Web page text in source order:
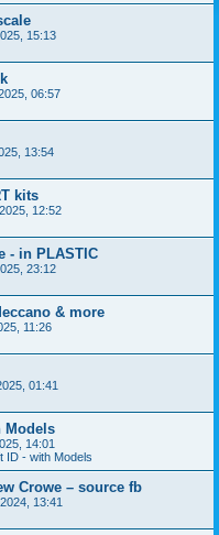
15:13
06:57
13:54
kits
12:52
- in PLASTIC
23:12
& more
11:26
01:41
Models
14:01
ID - with Models
Crowe – source fb
13:41